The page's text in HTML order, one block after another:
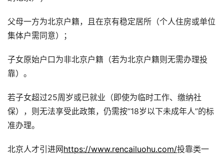
父母一方为北京户籍，且在京有稳定居所（个人住房或单位
集体户需同意）；
子女原始户口为非北京户籍（若为北京户籍则无需办理投
靠）。
若子女超过25周岁或已就业（即使为临时工作、缴纳社
保），则无法享受此政策，仍需按“18岁以下未成年人”的标
准办理。
北京人才引进网https://www.rencailuohu.com/投靠类一